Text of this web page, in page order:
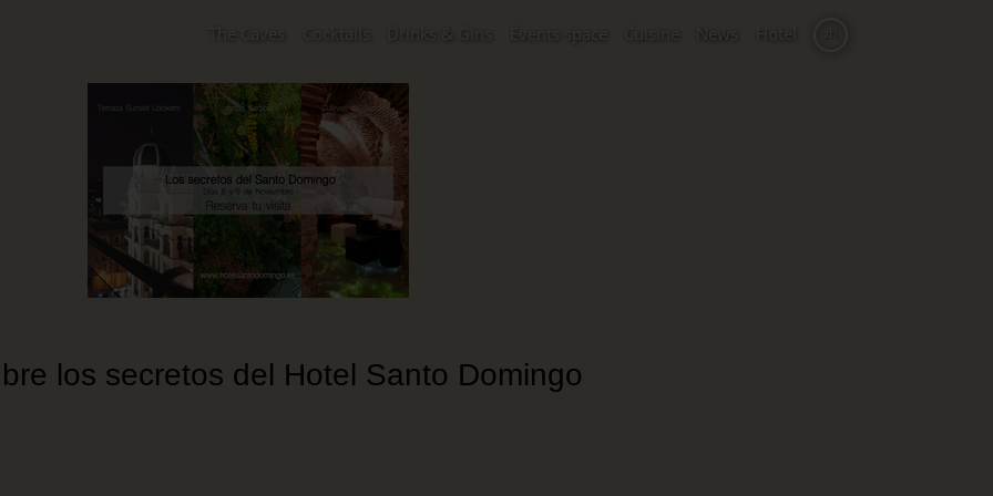
The Caves Cocktails Drinks & Gins Events space Cuisine News Hotel
los secretos del Hotel Santo Domingo